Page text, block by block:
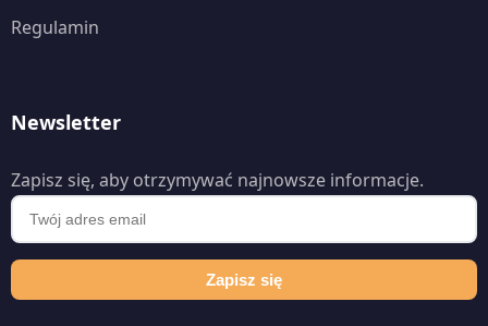
Regulamin
Newsletter
Zapisz się, aby otrzymywać najnowsze informacje.
Zapisz się